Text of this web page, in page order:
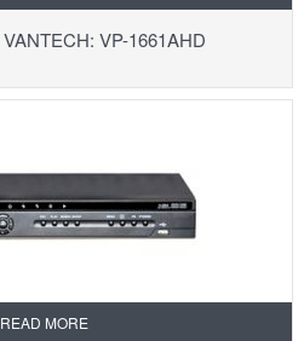
VP-1661AHD
READ MORE